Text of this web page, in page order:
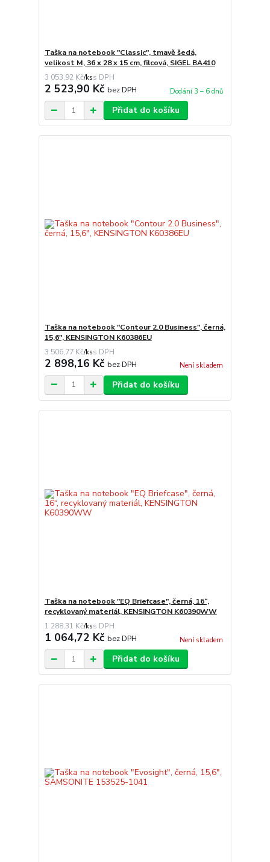
Taška na notebook "Classic", tmavě šedá,
velikost M, 36 x 28 x 15 cm, filcová, SIGEL BA410
3 053,92 Kč/ks
2 523,90 Kč bez DPH Dodání 3 – 6 dnů
Přidat do košíku
Taška na notebook "Contour 2.0 Business", černá,
15,6", KENSINGTON K60386EU
3 506,77 Kč/ks
2 898,16 Kč bez DPH Není skladem
Přidat do košíku
Taška na notebook "EQ Briefcase", černá, 16“,
recyklovaný materiál, KENSINGTON K60390WW
1 288,31 Kč/ks
1 064,72 Kč bez DPH Není skladem
Přidat do košíku